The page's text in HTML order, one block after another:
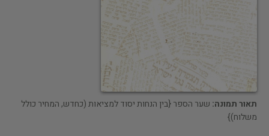
תאור תמונה: שער הספר {בין הנחות יסוד למציאות (כחדש, המחיר כולל
משלוח)}